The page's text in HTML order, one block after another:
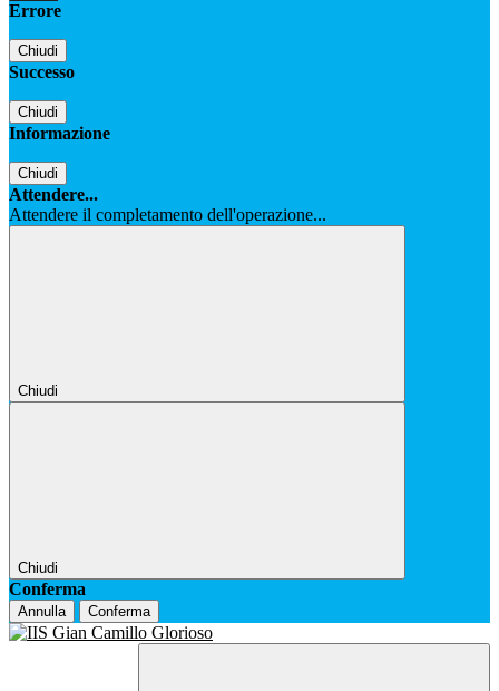
Errore
Chiudi
Successo
Chiudi
Informazione
Chiudi
Attendere...
Attendere il completamento dell'operazione...
Chiudi
Chiudi
Conferma
Annulla Conferma